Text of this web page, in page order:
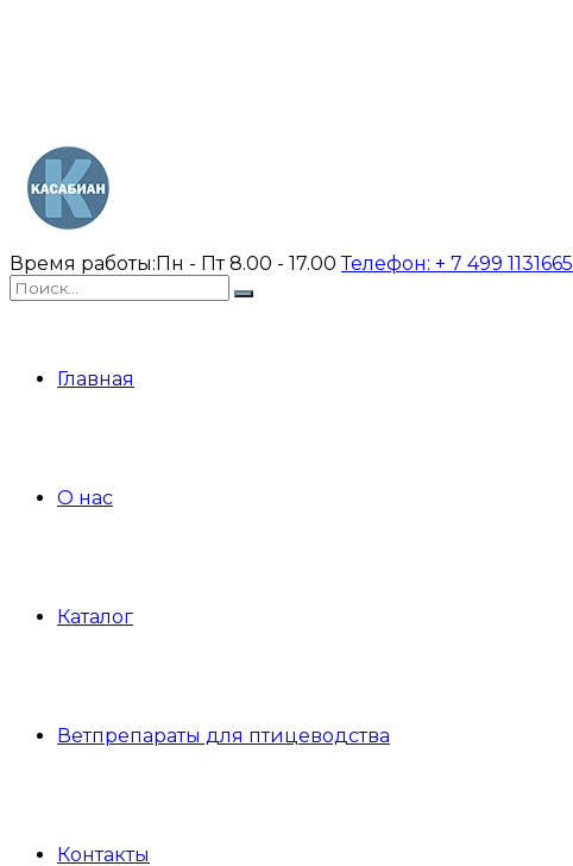
Время работы:Пн - Пт 8.00 - 17.00Телефон: + 7 499 1131665
Главная
О нас
Каталог
Ветпрепараты для птицеводства
Контакты